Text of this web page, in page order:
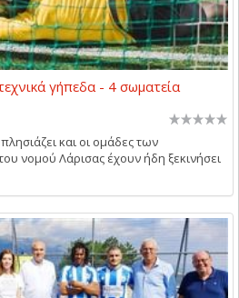
γήπεδα - 4 σωματεία
και οι ομάδες των
νομού Λάρισας έχουν ήδη ξεκινήσει